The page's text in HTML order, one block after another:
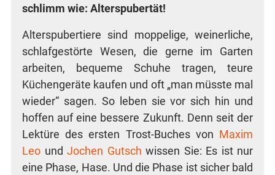
schlimm wie: Alterspubertät!
Alters­pu­ber­tie­re sind mop­pe­li­ge, wei­ner­li­che,
schlaf­ge­stör­te Wesen, die ger­ne im Gar­ten
arbei­ten, beque­me Schu­he tra­gen, teu­re
Küchen­ge­rä­te kau­fen und oft „man müss­te mal
wie­der“ sagen. So leben sie vor sich hin und
hof­fen auf eine bes­se­re Zukunft. Denn seit der
Lek­tü­re des ers­ten Trost-Buches von Maxim
Leo und Jochen Gutsch wis­sen Sie: Es ist nur
eine Pha­se, Hase. Und die Pha­se ist sicher bald